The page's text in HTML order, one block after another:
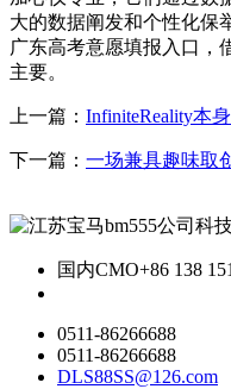
大的数据阐发和个性化保
广东高考意愿填报入口，
主要。
上一篇： InfiniteReality本
下一篇： 一场兼具趣味取
国内CMO+86 138
0511-86266688
0511-86266688
DLS88SS@126.com